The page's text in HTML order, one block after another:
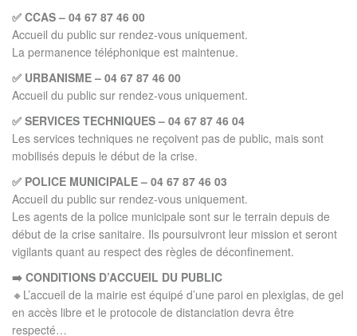
✅ CCAS – 04 67 87 46 00
Accueil du public sur rendez-vous uniquement.
La permanence téléphonique est maintenue.
✅ URBANISME – 04 67 87 46 00
Accueil du public sur rendez-vous uniquement.
✅ SERVICES TECHNIQUES – 04 67 87 46 04
Les services techniques ne reçoivent pas de public, mais sont
mobilisés depuis le début de la crise.
✅ POLICE MUNICIPALE – 04 67 87 46 03
Accueil du public sur rendez-vous uniquement.
Les agents de la police municipale sont sur le terrain depuis de
début de la crise sanitaire. Ils poursuivront leur mission et seront
vigilants quant au respect des règles de déconfinement.
➡️ CONDITIONS D’ACCUEIL DU PUBLIC
🔸L’accueil de la mairie est équipé d’une paroi en plexiglas, de gel
en accès libre et le protocole de distanciation devra être
respecté…